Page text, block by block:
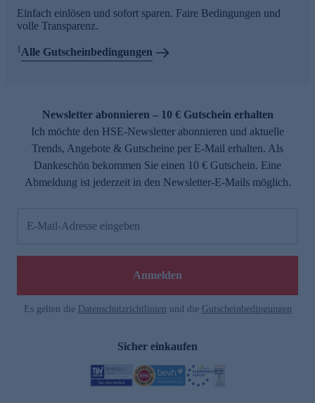
Einfach einlösen und sofort sparen. Faire Bedingungen und
volle Transparenz.
1Alle Gutscheinbedingungen
Newsletter abonnieren – 10 € Gutschein erhalten
Ich möchte den HSE-Newsletter abonnieren und aktuelle
Trends, Angebote & Gutscheine per E-Mail erhalten. Als
Dankeschön bekommen Sie einen 10 € Gutschein. Eine
Abmeldung ist jederzeit in den Newsletter-E-Mails möglich.
E-Mail-Adresse eingeben
Anmelden
Es gelten die Datenschutzrichtlinien und die Gutscheinbedingungen
Sicher einkaufen